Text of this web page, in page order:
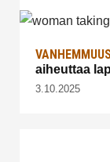
aiheuttaa
3.10.2025